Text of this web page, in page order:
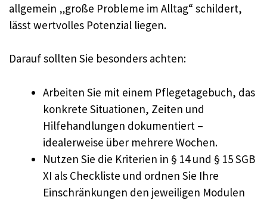
allgemein „große Probleme im Alltag“ schildert,
lässt wertvolles Potenzial liegen.
Darauf sollten Sie besonders achten:
Arbeiten Sie mit einem Pflegetagebuch, das
konkrete Situationen, Zeiten und
Hilfehandlungen dokumentiert –
idealerweise über mehrere Wochen.
Nutzen Sie die Kriterien in § 14 und § 15 SGB
XI als Checkliste und ordnen Sie Ihre
Einschränkungen den jeweiligen Modulen